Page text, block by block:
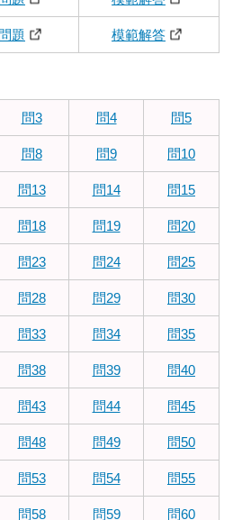
題 模範解答
問3 問4 問5
問8 問9 問10
問13 問14 問15
問18 問19 問20
問23 問24 問25
問28 問29 問30
問33 問34 問35
問38 問39 問40
問43 問44 問45
問48 問49 問50
問53 問54 問55
問58 問59 問60